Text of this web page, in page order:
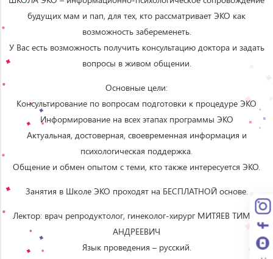
будущих мам и пап, для тех, кто рассматривает ЭКО как
возможность забеременеть.
У Вас есть возможность получить консультацию доктора и задать
вопросы в живом общении.
Основные цели:
Консультирование по вопросам подготовки к процедуре ЭКО
Информирование на всех этапах программы ЭКО
Актуальная, достоверная, своевременная информация и
психологическая поддержка.
Общение и обмен опытом с теми, кто также интересуется ЭКО.
Занятия в Школе ЭКО проходят на БЕСПЛАТНОЙ основе.
Лектор: врач репродуктолог, гинеколог-хирург МИТЯЕВ ТИМУР
АНДРЕЕВИЧ
Язык проведения – русский.